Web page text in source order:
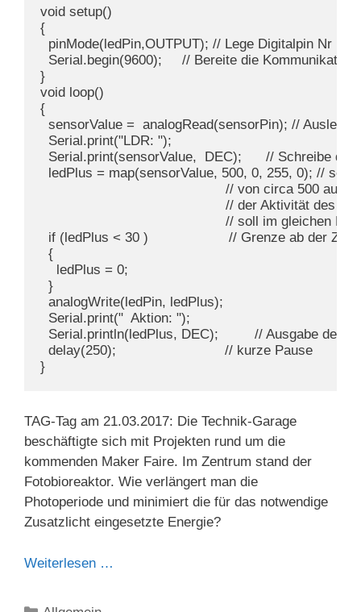
void setup()
{
pinMode(ledPin,OUTPUT); // Lege Digitalpin Nr
Serial.begin(9600);     // Bereite die
}
void loop()
{
sensorValue =  analogRead(sensorPin); //
  Serial.print("LDR: ");
Serial.print(sensorValue,  DEC);      // Schreibe
ledPlus = map(sensorValue, 500, 0, 255, 0); //
// von circa 500 auf
// der Aktivität des
if (ledPlus < 30 )                    // Grenze ab der
  {
    ledPlus = 0;
  }
  analogWrite(ledPin, ledPlus);
  Serial.print("  Aktion: ");
Serial.println(ledPlus, DEC);         // Ausgabe des
  delay(250);                           // kurze Pause
}
TAG-Tag am 21.03.2017: Die Technik-Garage
beschäftigte sich mit Projekten rund um die
kommenden Maker Faire. Im Zentrum stand der
Fotobioreaktor. Wie verlängert man die
Photoperiode und minimiert die für das notwendige
Zusatzlicht eingesetzte Energie?
Weiterlesen …